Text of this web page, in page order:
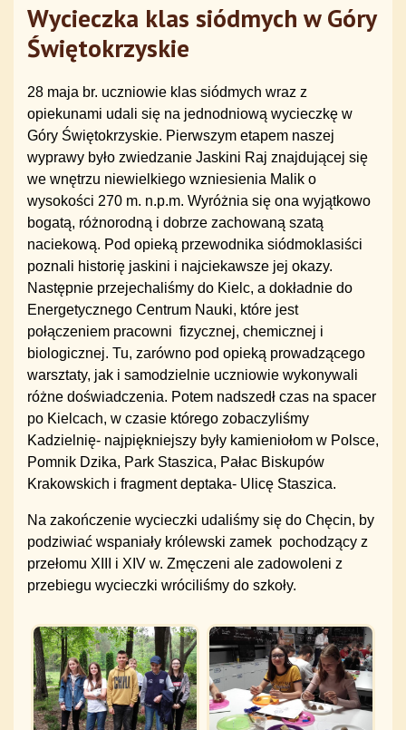
Wycieczka klas siódmych w Góry
Świętokrzyskie
28 maja br. uczniowie klas siódmych wraz z
opiekunami udali się na jednodniową wycieczkę w
Góry Świętokrzyskie. Pierwszym etapem naszej
wyprawy było zwiedzanie Jaskini Raj znajdującej się
we wnętrzu niewielkiego wzniesienia Malik o
wysokości 270 m. n.p.m. Wyróżnia się ona wyjątkowo
bogatą, różnorodną i dobrze zachowaną szatą
naciekową. Pod opieką przewodnika siódmoklasiści
poznali historię jaskini i najciekawsze jej okazy.
Następnie przejechaliśmy do Kielc, a dokładnie do
Energetycznego Centrum Nauki, które jest
połączeniem pracowni fizycznej, chemicznej i
biologicznej. Tu, zarówno pod opieką prowadzącego
warsztaty, jak i samodzielnie uczniowie wykonywali
różne doświadczenia. Potem nadszedł czas na spacer
po Kielcach, w czasie którego zobaczyliśmy
Kadzielnię- najpiękniejszy były kamieniołom w Polsce,
Pomnik Dzika, Park Staszica, Pałac Biskupów
Krakowskich i fragment deptaka- Ulicę Staszica.
Na zakończenie wycieczki udaliśmy się do Chęcin, by
podziwiać wspaniały królewski zamek pochodzący z
przełomu XIII i XIV w. Zmęczeni ale zadowoleni z
przebiegu wycieczki wróciliśmy do szkoły.